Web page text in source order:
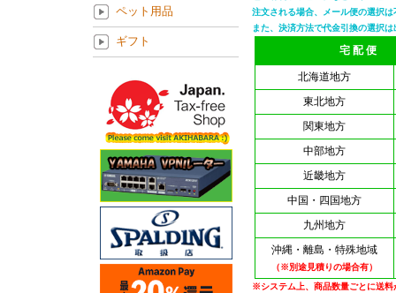
注文される場合、メール便の選択
また、決済方法で代金引換の選択
宅 配 便
北海道地方
東北地方
関東地方
中部地方
近畿地方
中国・四国地方
九州地方
沖縄・離島・特殊地域
（※別途見積りの場合有）
※システム上、商品数量ごとに送料
ペット用品
ギフト